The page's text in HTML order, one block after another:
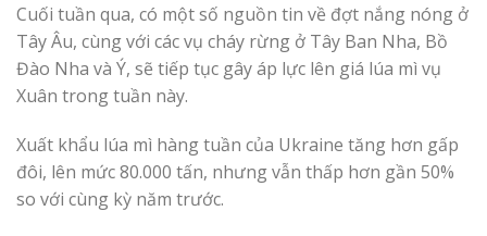
Cuối tuần qua, có một số nguồn tin về đợt nắng nóng ở
Tây Âu, cùng với các vụ cháy rừng ở Tây Ban Nha, Bồ
Đào Nha và Ý, sẽ tiếp tục gây áp lực lên giá lúa mì vụ
Xuân trong tuần này.
Xuất khẩu lúa mì hàng tuần của Ukraine tăng hơn gấp
đôi, lên mức 80.000 tấn, nhưng vẫn thấp hơn gần 50%
so với cùng kỳ năm trước.